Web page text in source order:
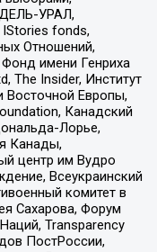
УРАЛ,
fonds,
Отношений,
имени Генриха
The Insider, Институт
Восточной Европы,
Канадский
Лорье,
Канады,
центр им Вудро
Всеукраинский
комитет в
Сахарова, Форум
Transparеncy
ПостРоссии,